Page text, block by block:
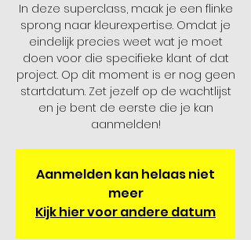
In deze superclass, maak je een flinke
sprong naar kleurexpertise. Omdat je
eindelijk precies weet wat je moet
doen voor die specifieke klant of dat
project. Op dit moment is er nog geen
startdatum. Zet jezelf op de wachtlijst
en je bent de eerste die je kan
aanmelden!
Aanmelden kan helaas niet
meer
Kijk hier voor andere datum